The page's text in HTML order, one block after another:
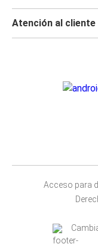
Atención al cliente
Acceso para